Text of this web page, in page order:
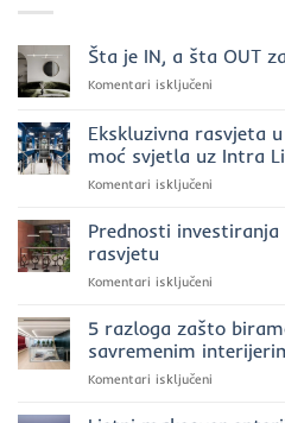
Šta je IN, a šta OUT
Komentari isključeni
IN,
a
za
Ekskluzivna rasvjeta
moć svjetla uz Intra
Komentari isključeni
rasvjeta
svjetla
uz
Prednosti
rasvjetu
Komentari isključeni
investiranja
kvalitetnu
5 razloga zašto
savremenim
Komentari isključeni
razloga